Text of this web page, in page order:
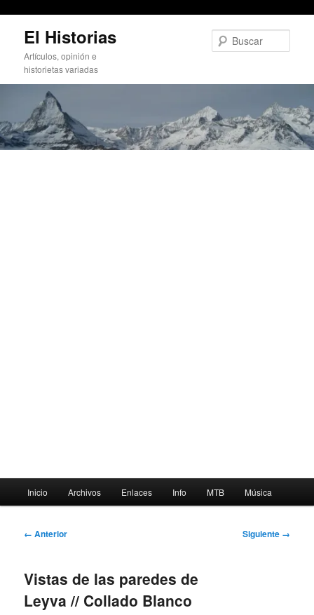
contenido
principal
El Historias
Artículos, opinión e
historietas variadas
principal
Inicio Archivos Enlaces Info MTB Música
Navegador
← Anterior Siguiente →
Vistas de las paredes de
Leyva // Collado Blanco